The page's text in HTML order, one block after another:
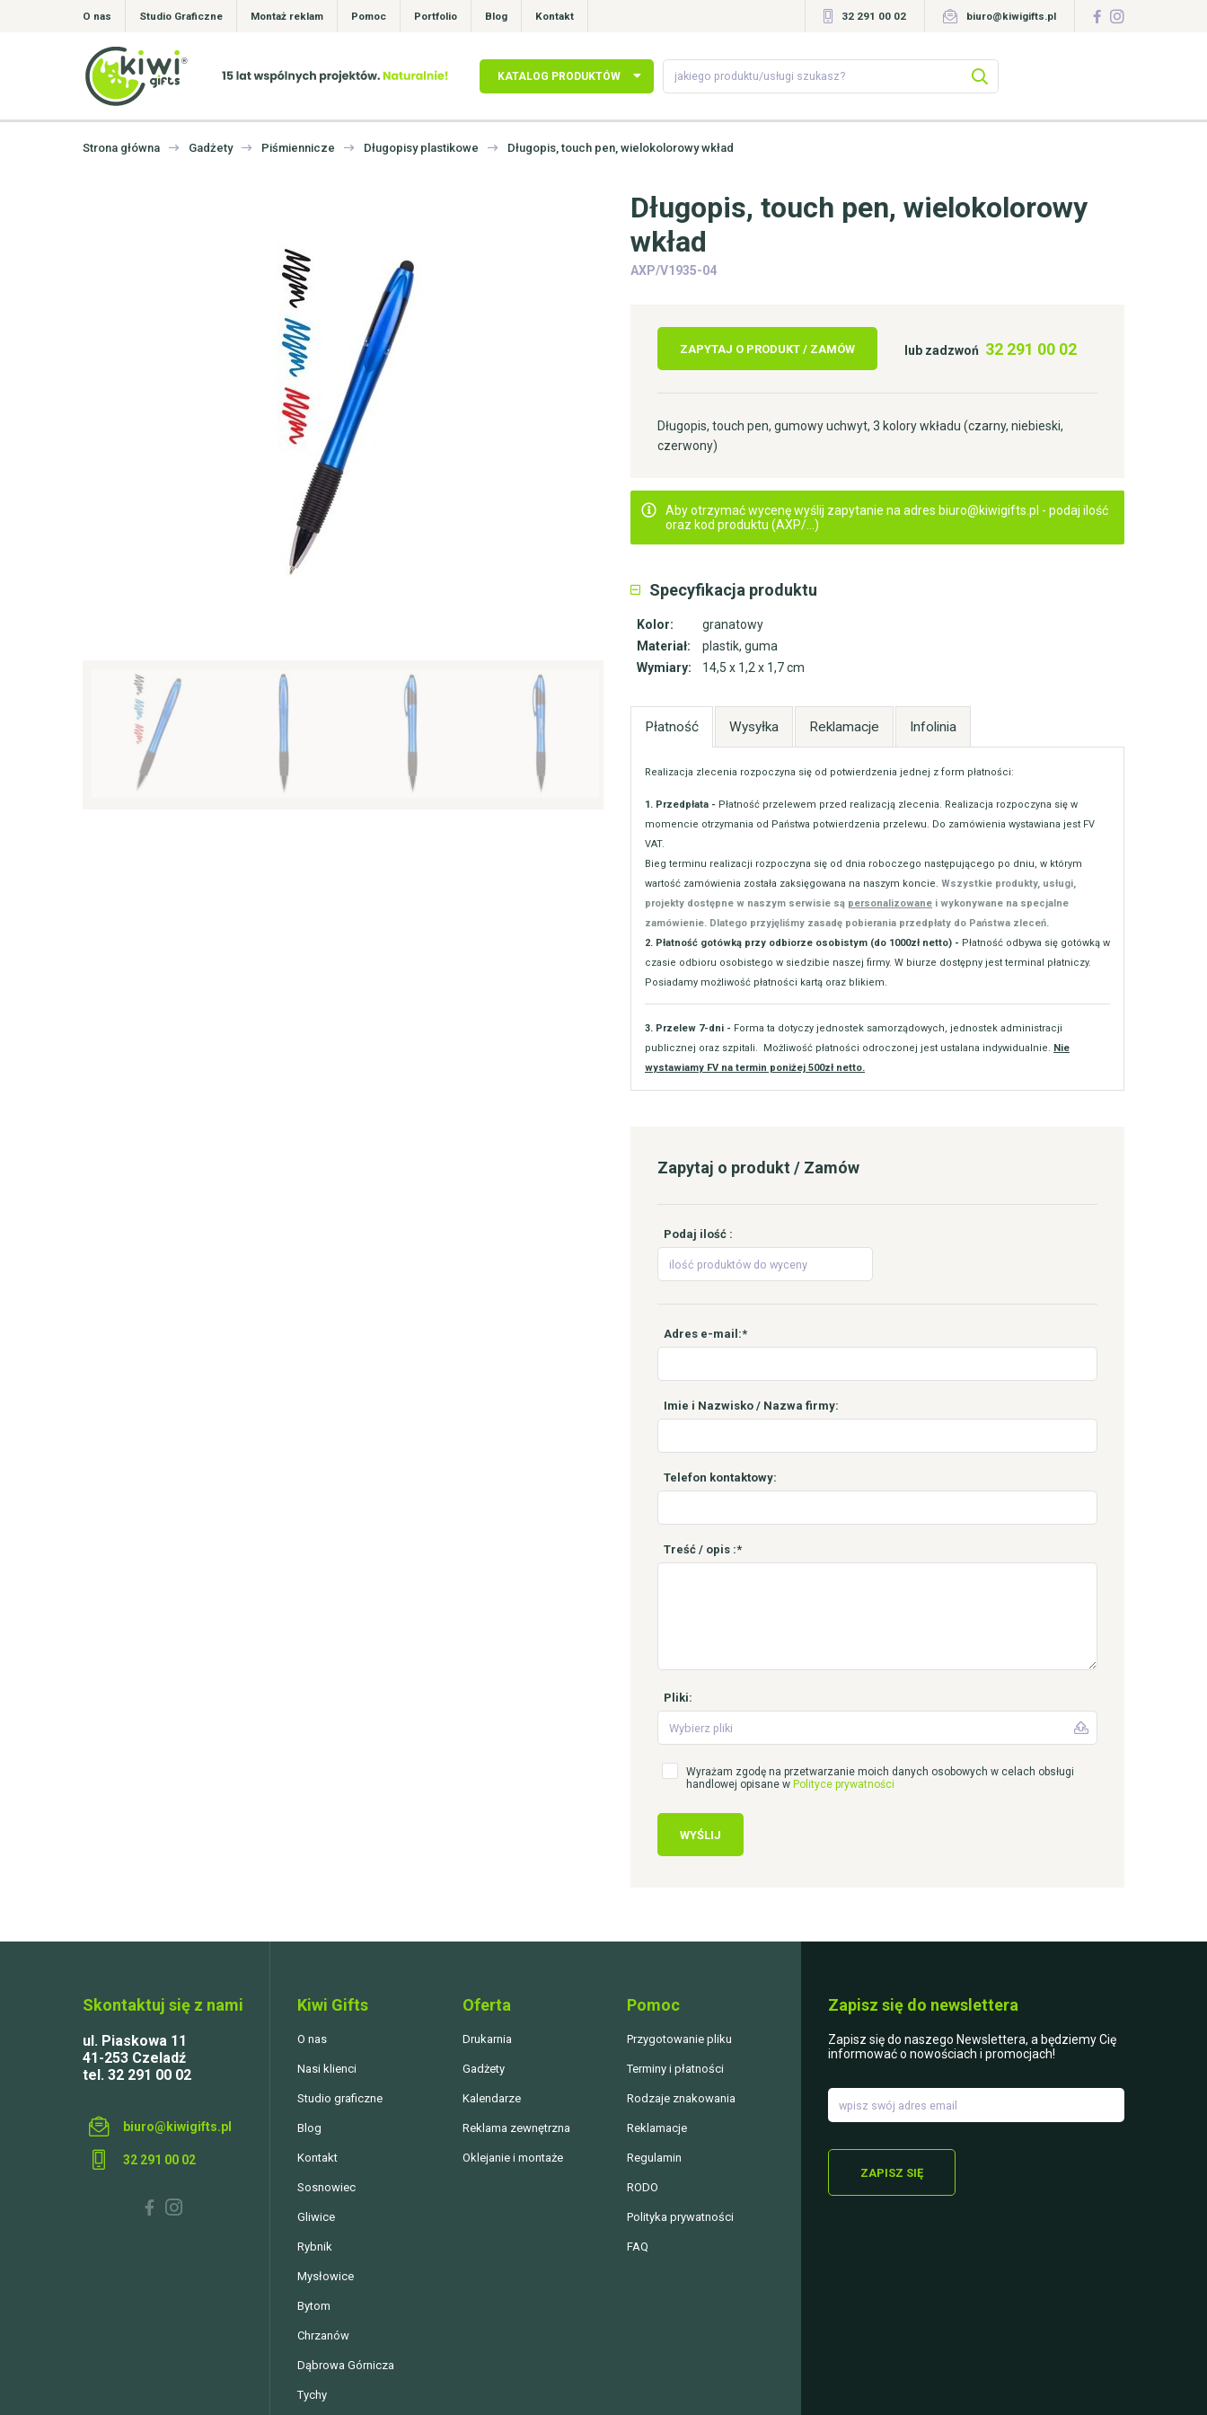
O nas Studio Graficzne Montaż reklam Pomoc Portfolio Blog Kontakt 32 291 00 02 biuro@kiwigifts.pl
KATALOG PRODUKTÓW
Strona główna Gadżety Piśmiennicze Długopisy plastikowe Długopis, touch pen, wielokolorowy wkład
Długopis, touch pen, wielokolorowy
wkład
AXP/V1935-04
ZAPYTAJ O PRODUKT / ZAMÓW lub zadzwoń 32 291 00 02
Długopis, touch pen, gumowy uchwyt, 3 kolory wkładu (czarny, niebieski,
czerwony)
Aby otrzymać wycenę wyślij zapytanie na adres biuro@kiwigifts.pl - podaj ilość
oraz kod produktu (AXP/...)
Specyfikacja produktu
Kolor:
granatowy
Materiał:
plastik, guma
Wymiary:
14,5 x 1,2 x 1,7 cm
Płatność Wysyłka Reklamacje Infolinia
Realizacja zlecenia rozpoczyna się od potwierdzenia jednej z form płatności:
1. Przedpłata - Płatność przelewem przed realizacją zlecenia. Realizacja rozpoczyna się w
momencie otrzymania od Państwa potwierdzenia przelewu. Do zamówienia wystawiana jest FV
VAT.
Bieg terminu realizacji rozpoczyna się od dnia roboczego następującego po dniu, w którym
wartość zamówienia została zaksięgowana na naszym koncie. Wszystkie produkty, usługi,
projekty dostępne w naszym serwisie są personalizowane i wykonywane na specjalne
zamówienie. Dlatego przyjęliśmy zasadę pobierania przedpłaty do Państwa zleceń.
2. Płatność gotówką przy odbiorze osobistym (do 1000zł netto) - Płatność odbywa się gotówką w
czasie odbioru osobistego w siedzibie naszej firmy. W biurze dostępny jest terminal płatniczy.
Posiadamy możliwość płatności kartą oraz blikiem.
3. Przelew 7-dni - Forma ta dotyczy jednostek samorządowych, jednostek administracji
publicznej oraz szpitali. Możliwość płatności odroczonej jest ustalana indywidualnie. Nie
wystawiamy FV na termin poniżej 500zł netto.
Zapytaj o produkt / Zamów
Podaj ilość :
Adres e-mail:*
Imie i Nazwisko / Nazwa firmy:
Telefon kontaktowy:
Treść / opis :*
Pliki:
Wybierz pliki
Wyrażam zgodę na przetwarzanie moich danych osobowych w celach obsługi
handlowej opisane w Polityce prywatności
WYŚLIJ
Skontaktuj się z nami
ul. Piaskowa 11
41-253 Czeladź
tel. 32 291 00 02
biuro@kiwigifts.pl
32 291 00 02
Kiwi Gifts
O nas
Nasi klienci
Studio graficzne
Blog
Kontakt
Sosnowiec
Gliwice
Rybnik
Mysłowice
Bytom
Chrzanów
Dąbrowa Górnicza
Tychy
Oferta
Drukarnia
Gadżety
Kalendarze
Reklama zewnętrzna
Oklejanie i montaże
Pomoc
Przygotowanie pliku
Terminy i płatności
Rodzaje znakowania
Reklamacje
Regulamin
RODO
Polityka prywatności
FAQ
Zapisz się do newslettera
Zapisz się do naszego Newslettera, a będziemy Cię
informować o nowościach i promocjach!
ZAPISZ SIĘ